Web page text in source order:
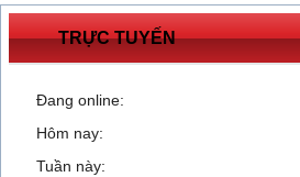
TRỰC TUYẾN
Đang online:
Hôm nay:
Tuần này: